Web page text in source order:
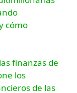
cómo
finanzas de
los
de las